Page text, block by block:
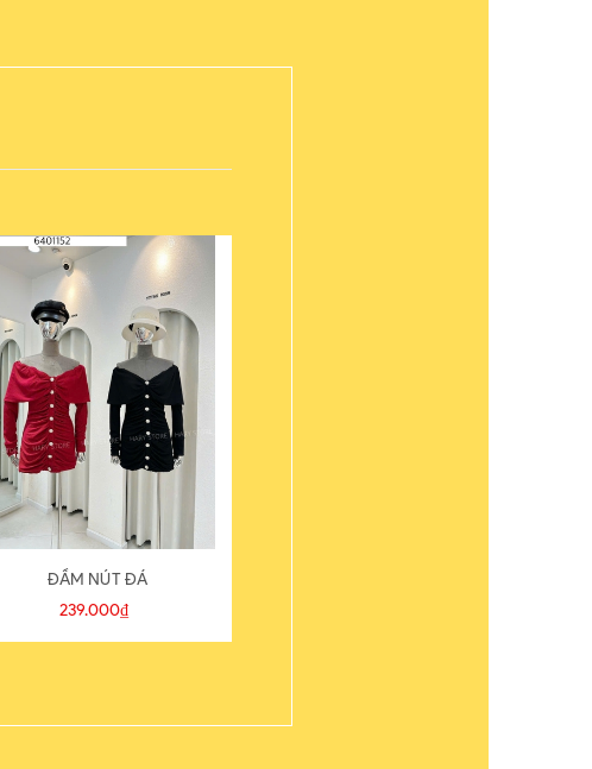
ĐẦM NÚT ĐÁ
239.000₫